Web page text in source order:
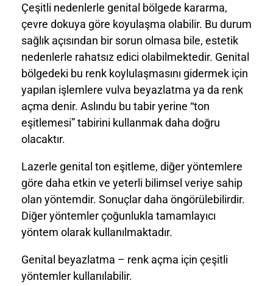
Çeşitli nedenlerle genital bölgede kararma,
çevre dokuya göre koyulaşma olabilir. Bu durum
sağlık açısından bir sorun olmasa bile, estetik
nedenlerle rahatsız edici olabilmektedir. Genital
bölgedeki bu renk koylulaşmasını gidermek için
yapılan işlemlere vulva beyazlatma ya da renk
açma denir. Aslındu bu tabir yerine “ton
eşitlemesi” tabirini kullanmak daha doğru
olacaktır.
Lazerle genital ton eşitleme, diğer yöntemlere
göre daha etkin ve yeterli bilimsel veriye sahip
olan yöntemdir. Sonuçlar daha öngörülebilirdir.
Diğer yöntemler çoğunlukla tamamlayıcı
yöntem olarak kullanılmaktadır.
Genital beyazlatma – renk açma için çeşitli
yöntemler kullanılabilir.